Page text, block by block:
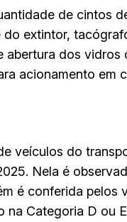
de cintos
extintor,
abertura dos
acionamento em
veículos do
Nela é
é conferida pelos
na Categoria D ou